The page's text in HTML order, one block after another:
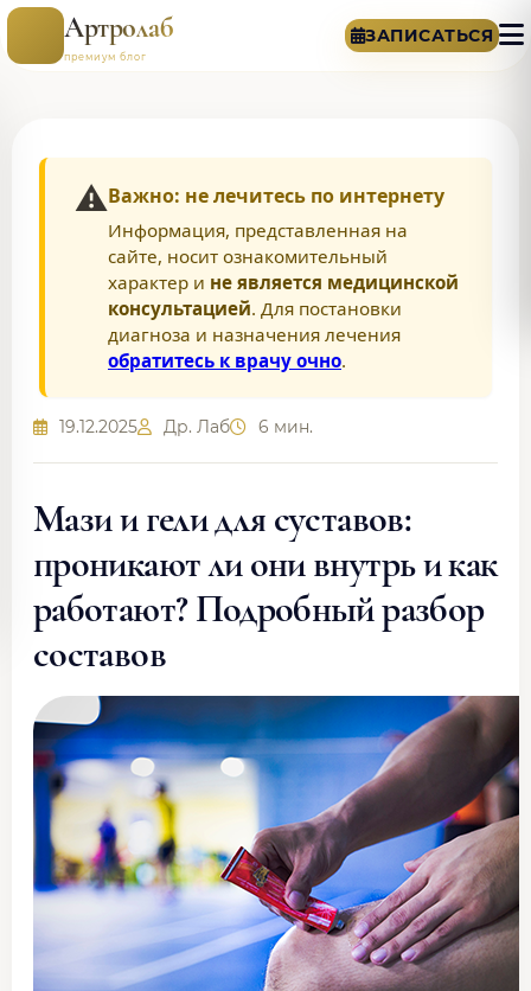
Артролаб
премиум блог
ЗАПИСАТЬСЯ
⚠️Важно: не лечитесь по интернету
Информация, представленная на
сайте, носит ознакомительный
характер и не является медицинской
консультацией. Для постановки
диагноза и назначения лечения
обратитесь к врачу очно.
19.12.2025 Др. Лаб 6 мин.
Мази и гели для суставов:
проникают ли они внутрь и как
работают? Подробный разбор
составов